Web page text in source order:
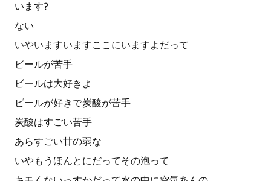
います?
ない
いやいますいますここにいますよだって
ビールが苦手
ビールは大好きよ
ビールが好きで炭酸が苦手
炭酸はすごい苦手
あらすごい甘の弱な
いやもうほんとにだってその泡って